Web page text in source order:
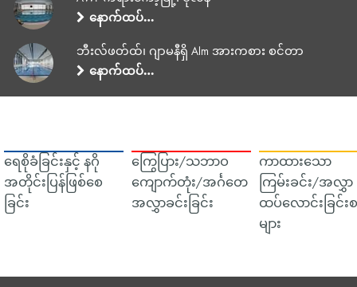
နောက်ထပ်…
ဘီးလ်ဖတ်ထ်၊ ဂျာမနီရှိ Alm အားကစား စင်တာ
နောက်ထပ်…
ရေစိုခံခြင်းနှင့် နဂို
အတိုင်းပြန်ဖြစ်စေ
ခြင်း
ကြွေပြား/သဘာဝ
ကျောက်တုံး/အင်္ဂတေ
အလွှာခင်းခြင်း
ကာထားသော
ကြမ်းခင်း/အလွှာ
ထပ်လောင်းခြင်း
များ